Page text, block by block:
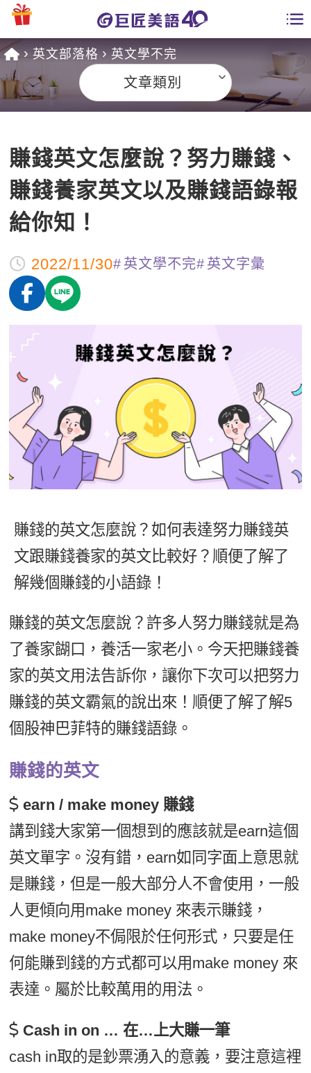
課程總覽
英文課程總表
英文會話
商用英文
英文檢定
TOEIC 多益課程
GEPT 全民英檢課程
TOEFL 托福課程
能力養成
英文聽力養成
旅遊英文
基礎字彙
情境閱讀
英文寫作
Cengage TED Talks
特色課程
英語俱樂部
ECAM
Let's Talk
日語
韓語
西班牙語
兒童美語
更多
一對一家教
企業訓練
數位學習教材
全國分校
免費資源
多益秒學堂
英文能力測驗
師資團隊
學習分享
學員故事
學員讚出來
活動花絮
校園贊助
企業服務
學員專區
Recruiting
英文部落格 英文學不完
文章類別
賺錢英文怎麼說？努力賺錢、
賺錢養家英文以及賺錢語錄報
給你知！
2022/11/30 英文學不完 英文字彙
賺錢的英文怎麼說？如何表達努力賺錢英
文跟賺錢養家的英文比較好？順便了解了
解幾個賺錢的小語錄！
賺錢的英文怎麼說？許多人努力賺錢就是為
了養家餬口，養活一家老小。今天把賺錢養
家的英文用法告訴你，讓你下次可以把努力
賺錢的英文霸氣的說出來！順便了解了解5
個股神巴菲特的賺錢語錄。
賺錢的英文
earn / make money 賺錢
講到錢大家第一個想到的應該就是earn這個
英文單字。沒有錯，earn如同字面上意思就
是賺錢，但是一般大部分人不會使用，一般
人更傾向用make money 來表示賺錢，
make money不侷限於任何形式，只要是任
何能賺到錢的方式都可以用make money 來
表達。屬於比較萬用的用法。
Cash in on … 在…上大賺一筆
cash in取的是鈔票湧入的意義，要注意這裡